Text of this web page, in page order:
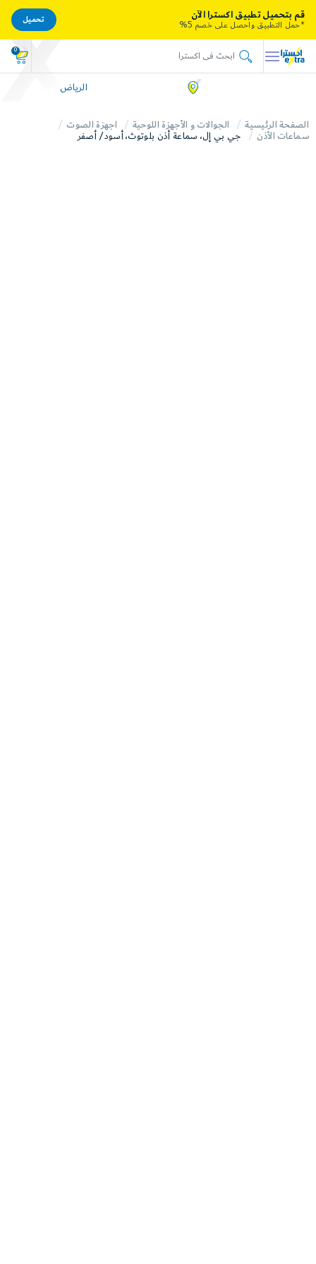
0
الرياض
الصفحة الرئيسية الجوالات و الأجهزة اللوحية
اجهزة الصوت
سماعات الأذن
جي بي إل، سماعة أذن بلوتوث، أسود/ أصفر
قم بتحميل تطبيق اكسترا الآن
*حمل التطبيق واحصل على خصم 5%
تحميل